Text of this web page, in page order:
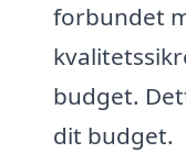
forbundet
budget.
dit budget.